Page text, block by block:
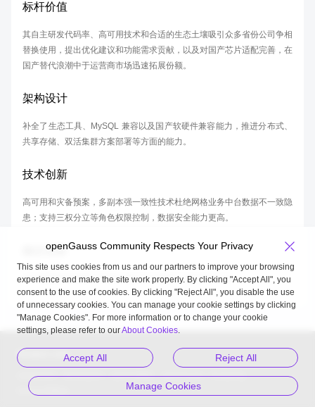
标杆价值
其自主研发代码率、高可用技术和合适的生态土壤吸引众多省份公司争相
替换使用，提出优化建议和功能需求贡献，以及对国产芯片适配完善，在
国产替代浪潮中于运营商市场迅速拓展份额。
架构设计
补全了生态工具、MySQL 兼容以及国产软硬件兼容能力，推进分布式、
共享存储、双活集群方案部署等方面的能力。
技术创新
高可用和灾备预案，多副本强一致性技术杜绝网格业务中台数据不一致隐
患；支持三权分立等角色权限控制，数据安全能力更高。
融合创新
在向量数据库和国产新硬件融合等方面做了很多创新工作。
Related Links
openEuler MindSpore openUBMC openFuyao Kunpeng
Gauss 松鼠会
openGauss Community Respects Your Privacy
This site uses cookies from us and our partners to improve your browsing
experience and make the site work properly. By clicking "Accept All", you
consent to the use of cookies. By clicking "Reject All", you disable the use
of unnecessary cookies. You can manage your cookie settings by clicking
"Manage Cookies". For more information or to change your cookie
settings, please refer to ourAbout Cookies.
Accept All Reject All
Manage Cookies